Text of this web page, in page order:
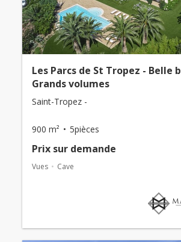
Les Parcs de St Tropez - Belle
Grands volumes
Saint-Tropez -
900 m² 5pièces
Prix ​​sur demande
Vues Cave